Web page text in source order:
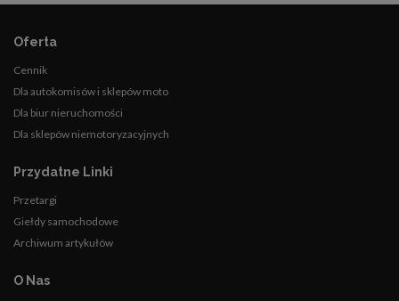
Oferta
Cennik
Dla autokomisów i sklepów moto
Dla biur nieruchomości
Dla sklepów niemotoryzacyjnych
Przydatne Linki
Przetargi
Giełdy samochodowe
Archiwum artykułów
O Nas